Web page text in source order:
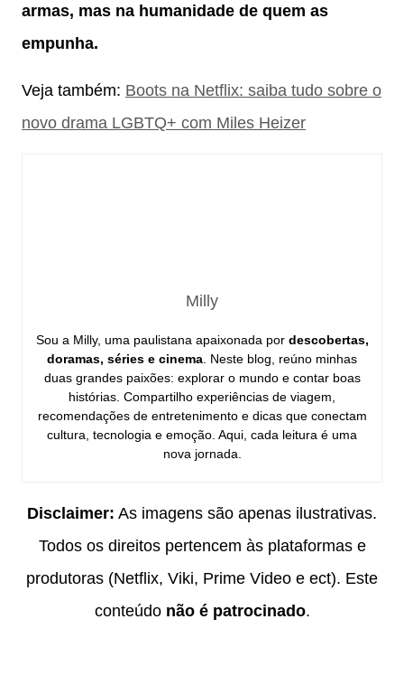
armas, mas na humanidade de quem as
empunha.
Veja também: Boots na Netflix: saiba tudo sobre o
novo drama LGBTQ+ com Miles Heizer
Milly
Sou a Milly, uma paulistana apaixonada por descobertas,
doramas, séries e cinema. Neste blog, reúno minhas
duas grandes paixões: explorar o mundo e contar boas
histórias. Compartilho experiências de viagem,
recomendações de entretenimento e dicas que conectam
cultura, tecnologia e emoção. Aqui, cada leitura é uma
nova jornada.
Disclaimer: As imagens são apenas ilustrativas.
Todos os direitos pertencem às plataformas e
produtoras (Netflix, Viki, Prime Video e ect). Este
conteúdo não é patrocinado.